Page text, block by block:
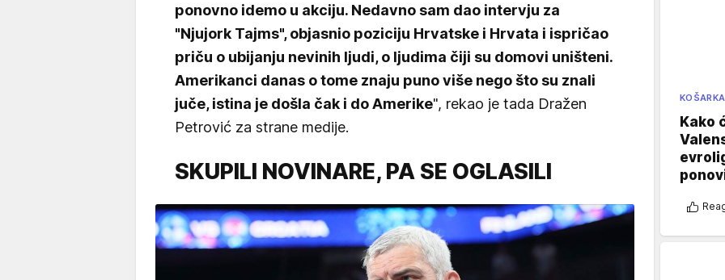
ponovno idemo u akciju. Nedavno sam dao intervju za
"Njujork Tajms", objasnio poziciju Hrvatske i Hrvata i ispričao
priču o ubijanju nevinih ljudi, o ljudima čiji su domovi uništeni.
Amerikanci danas o tome znaju puno više nego što su znali
juče, istina je došla čak i do Amerike", rekao je tada Dražen
Petrović za strane medije.
SKUPILI NOVINARE, PA SE OGLASILI
KOŠARKA
Kako